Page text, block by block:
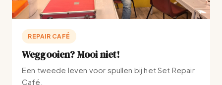
REPAIR CAFÉ
Weggooien? Mooi niet!
Een tweede leven voor spullen bij het Set Repair
Café.